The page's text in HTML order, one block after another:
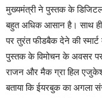
मुख्यमंत्री ने पुस्तक के
बहुत अधिक आसान है। साथ
पर तुरंत फीडबैक देने की स्मार्ट
पुस्तक के विमोचन के अवसर पर
राजन और मैक ग्रा हिल
बताया कि ईयरबुक का अगला